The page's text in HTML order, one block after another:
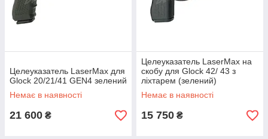
Целеуказатель LaserMax для
Glock 20/21/41 GEN4 зелений
Немає в наявності
21 600 ₴
Целеуказатель LaserMax на
скобу для Glock 42/ 43 з
ліхтарем (зелений)
Немає в наявності
15 750 ₴